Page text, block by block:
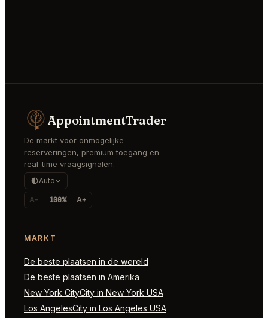
AppointmentTrader
De markt voor onmogelijke
reserveringen, premium toegang en
real-time vraagsignalen.
Auto
A- 100% A+
MARKT
De beste plaatsen in de wereld
De beste plaatsen in Amerika
New York CityCity in New York USA
Los AngelesCity in Los Angeles USA